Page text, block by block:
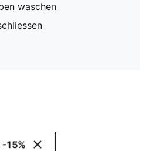
waschen
-15%